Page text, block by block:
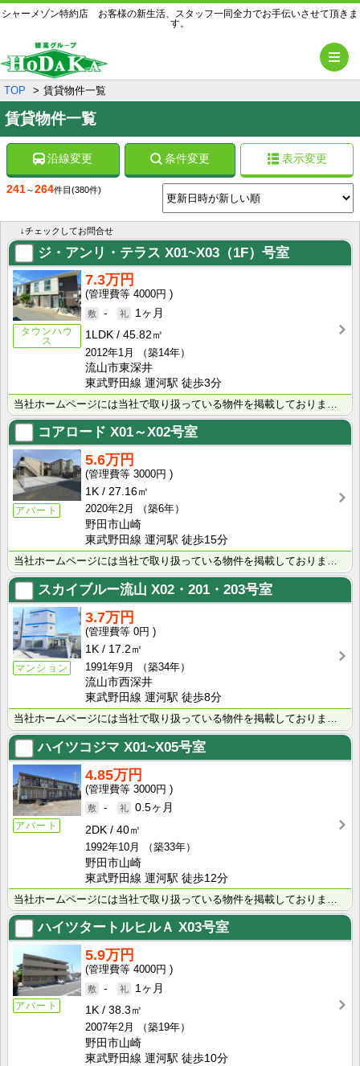
シャーメゾン特約店 お客様の新生活、スタッフ一同全力でお手伝いさせて頂きま
す。
TOP 賃貸物件一覧
賃貸物件一覧
沿線変更 条件変更 表示変更
241～264件目 (380件)
↓チェックしてお問合せ
ジ・アンリ・テラス X01~X03（1F）号室
タウンハウ
ス
7.3万円
4000円
-
1ヶ月
1LDK
45.82㎡
2012年1月
（築14年）
流山市東深井
東武野田線 運河駅 徒歩3分
当社ホームページには当社で取り扱っている物件を掲載しております。 現在の募集状況に関しては、スタッフ･･･
コアロード X01～X02号室
アパート
5.6万円
3000円
1K
27.16㎡
2020年2月
（築6年）
野田市山崎
東武野田線 運河駅 徒歩15分
当社ホームページには当社で取り扱っている物件を掲載しております。 現在の募集状況に関しては、スタッフ･･･
スカイブルー流山 X02・201・203号室
マンション
3.7万円
0円
1K
17.2㎡
1991年9月
（築34年）
流山市西深井
東武野田線 運河駅 徒歩8分
当社ホームページには当社で取り扱っている物件を掲載しております。 現在の募集状況に関しては、スタッフ･･･
ハイツコジマ X01~X05号室
アパート
4.85万円
3000円
-
0.5ヶ月
2DK
40㎡
1992年10月
（築33年）
野田市山崎
東武野田線 運河駅 徒歩12分
ハイツタートルヒルＡ X03号室
アパート
5.9万円
4000円
-
1ヶ月
1K
38.3㎡
2007年2月
（築19年）
野田市山崎
東武野田線 運河駅 徒歩10分